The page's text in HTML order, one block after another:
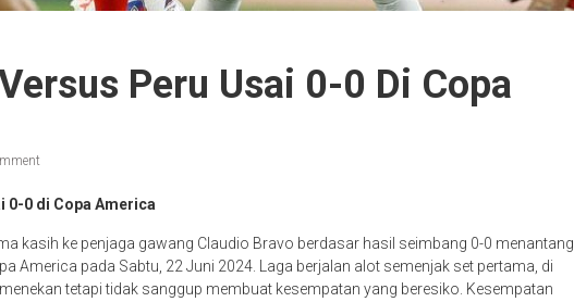
Peru Usai 0-0 Di Copa
0-0 di Copa America
kasih ke penjaga gawang Claudio Bravo berdasar hasil seimbang 0-0 menantang
America pada Sabtu, 22 Juni 2024. Laga berjalan alot semenjak set pertama, di
tetapi tidak sanggup membuat kesempatan yang beresiko. Kesempatan